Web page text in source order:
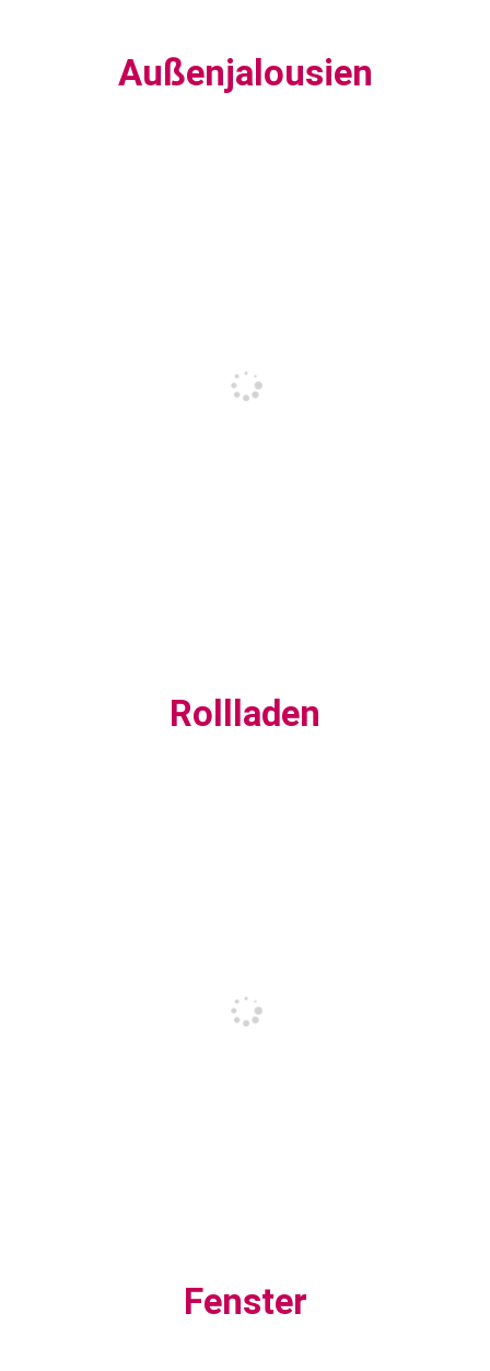
Außenjalousien
Rollladen
Fenster